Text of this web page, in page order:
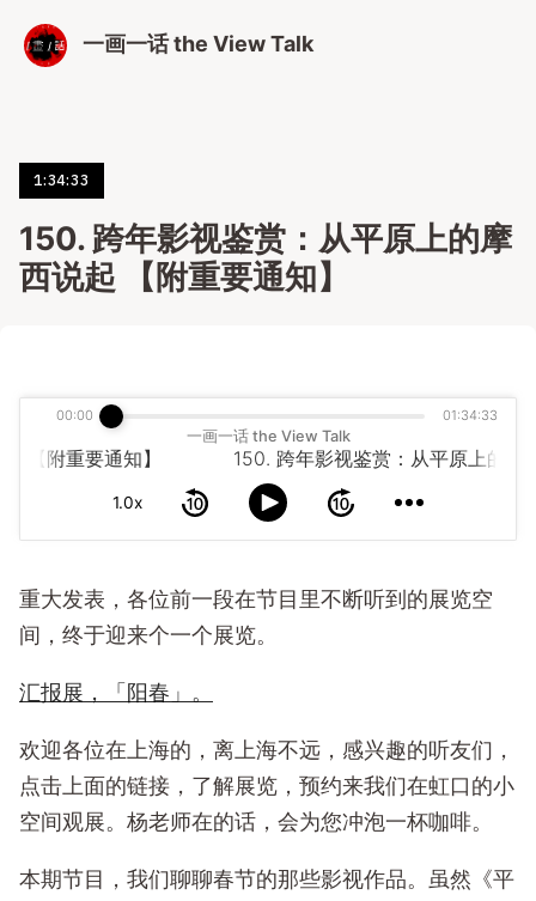
一画一话 the View Talk
1:34:33
150. 跨年影视鉴赏：从平原上的摩
西说起 【附重要通知】
一画一话 the View Talk
【附重要通知】
1.0x
00:00 01:34:33
重大发表，各位前一段在节目里不断听到的展览空
间，终于迎来个一个展览。
汇报展，「阳春」。
欢迎各位在上海的，离上海不远，感兴趣的听友们，
点击上面的链接，了解展览，预约来我们在虹口的小
空间观展。杨老师在的话，会为您冲泡一杯咖啡。
本期节目，我们聊聊春节的那些影视作品。虽然《平